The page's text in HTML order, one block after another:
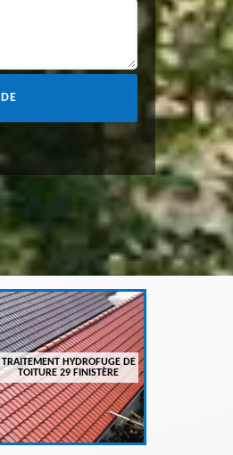
TRAITEMENT HYDROFUGE DE
TOITURE 29 FINISTÈRE